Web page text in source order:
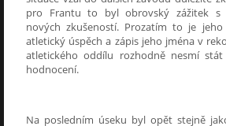
pro Frantu to byl obrovský zážitek s
nových zkušeností. Prozatím to je
atletický úspěch a zápis jeho jména v
atletického oddílu rozhodně nesmí
hodnocení.
Na posledním úseku byl opět stejně